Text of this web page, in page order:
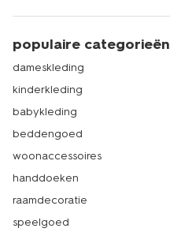
populaire categorieën
dameskleding
kinderkleding
babykleding
beddengoed
woonaccessoires
handdoeken
raamdecoratie
speelgoed